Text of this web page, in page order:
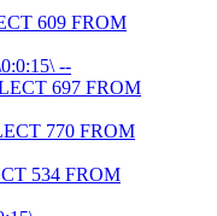
609 FROM
--
697 FROM
770 FROM
534 FROM